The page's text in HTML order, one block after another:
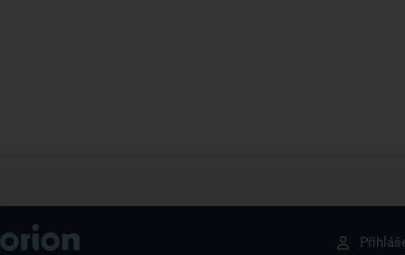
Získejte rady, recepty a tipy na slevy dřív než
ostatní